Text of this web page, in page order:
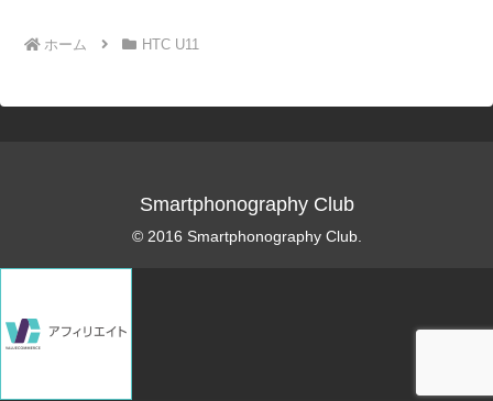
ホーム HTC U11
Smartphonography Club
© 2016 Smartphonography Club.